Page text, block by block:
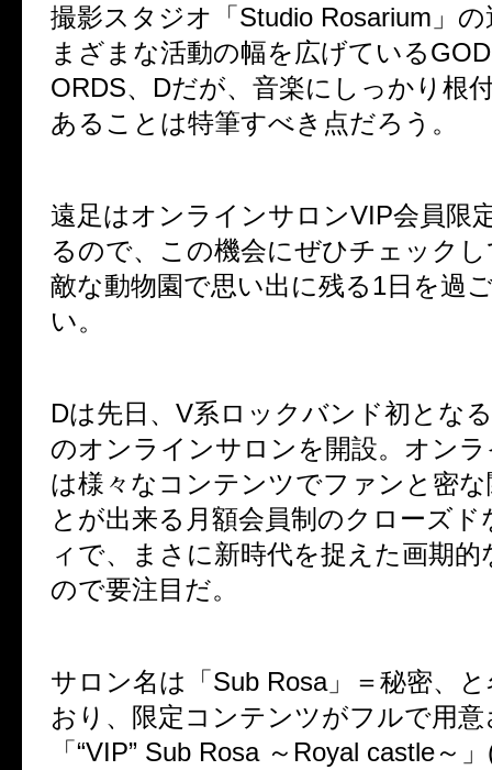
撮影スタジオ「Studio Rosarium」
まざまな活動の幅を広げている
ORDS、Dだが、音楽にしっかり根
あることは特筆すべき点だろう。
遠足はオンラインサロンVIP会員限
るので、この機会にぜひチェック
敵な動物園で思い出に残る1日を過
い。
Dは先日、V系ロックバンド初とな
のオンラインサロンを開設。オン
は様々なコンテンツでファンと密
とが出来る月額会員制のクローズ
ィで、まさに新時代を捉えた画期
ので要注目だ。
サロン名は「Sub Rosa」＝秘密、
おり、限定コンテンツがフルで用
「“VIP” Sub Rosa ～Royal castle～